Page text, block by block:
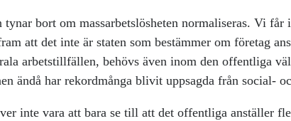
tynar bort om massarbetslösheten normaliseras. Vi får
att det inte är staten som bestämmer om företag
arbetstillfällen, behövs även inom den offentliga
ändå har rekordmånga blivit uppsagda från social-
inte vara att bara se till att det offentliga anställer